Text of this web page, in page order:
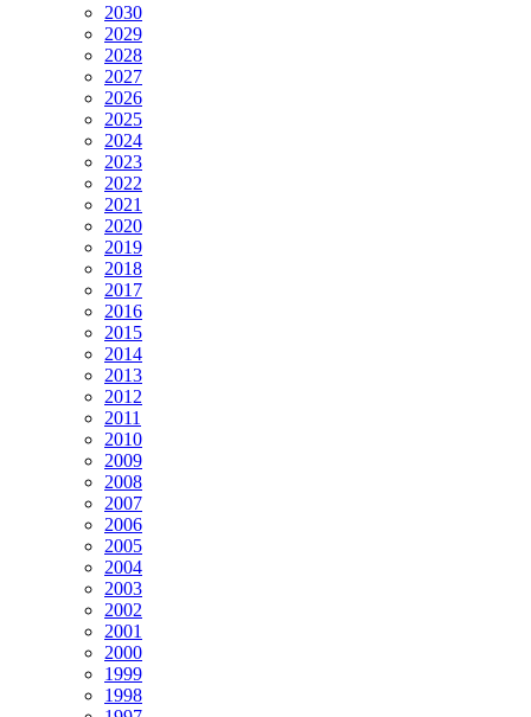
2030
2029
2028
2027
2026
2025
2024
2023
2022
2021
2020
2019
2018
2017
2016
2015
2014
2013
2012
2011
2010
2009
2008
2007
2006
2005
2004
2003
2002
2001
2000
1999
1998